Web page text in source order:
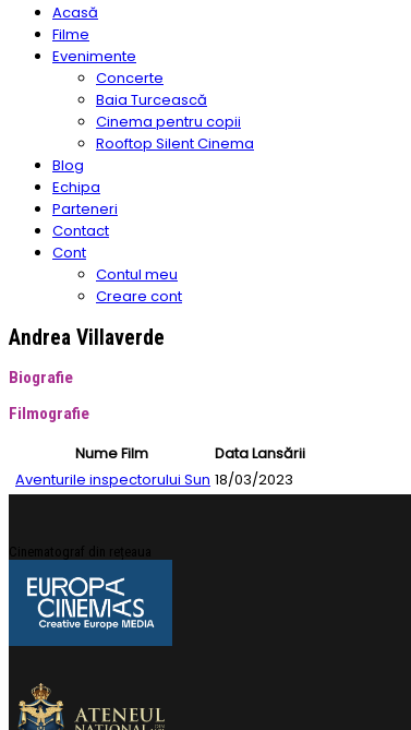
Acasă
Filme
Evenimente
Concerte
Baia Turcească
Cinema pentru copii
Rooftop Silent Cinema
Blog
Echipa
Parteneri
Contact
Cont
Contul meu
Creare cont
Andrea Villaverde
Biografie
Filmografie
Nume Film
Data Lansării
Aventurile inspectorului Sun 18/03/2023
Cinematograf din rețeaua